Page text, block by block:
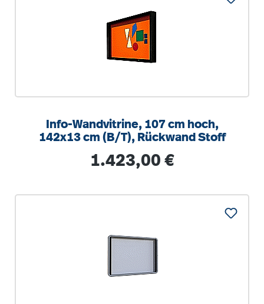
Info-Wandvitrine, 107 cm hoch,
142x13 cm (B/T), Rückwand Stoff
Regulärer Preis:
1.423,00 €